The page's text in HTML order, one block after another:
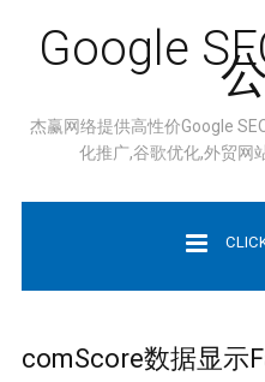
Google
杰赢网络提供高性价Google
化推广,谷歌优化,外贸网
comScore数据显示